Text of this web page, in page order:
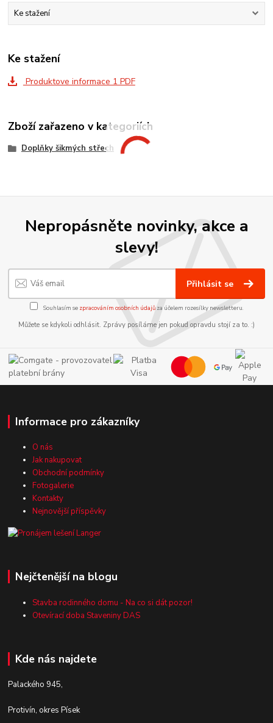
Ke stažení
Ke stažení
Produktove informace 1 PDF
Zboží zařazeno v kategoriích
Doplňky šikmých střech
Nepropásněte novinky, akce a
slevy!
Přihlásit se
Souhlasím se zpracováním osobních údajůza účelem rozesílky newsletteru.
Můžete se kdykoli odhlásit. Zprávy posíláme jen pokud opravdu stojí za to. :)
Informace pro zákazníky
O nás
Jak nakupovat
Obchodní podmínky
Fotogalerie
Kontakty
Nejnovější příspěvky
Nejčtenější na blogu
Stavba rodinného domu - Na co si dát pozor!
Otevírací doba Staveniny DAS
Kde nás najdete
Palackého 945,
Protivín, okres Písek